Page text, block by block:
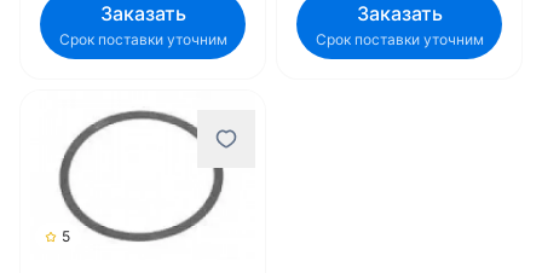
Заказать
Срок поставки уточним
Заказать
Срок поставки уточним
5